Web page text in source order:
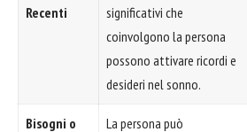
Recenti
significativi che
coinvolgono la persona
possono attivare ricordi e
desideri nel sonno.
Bisogni o
La persona può